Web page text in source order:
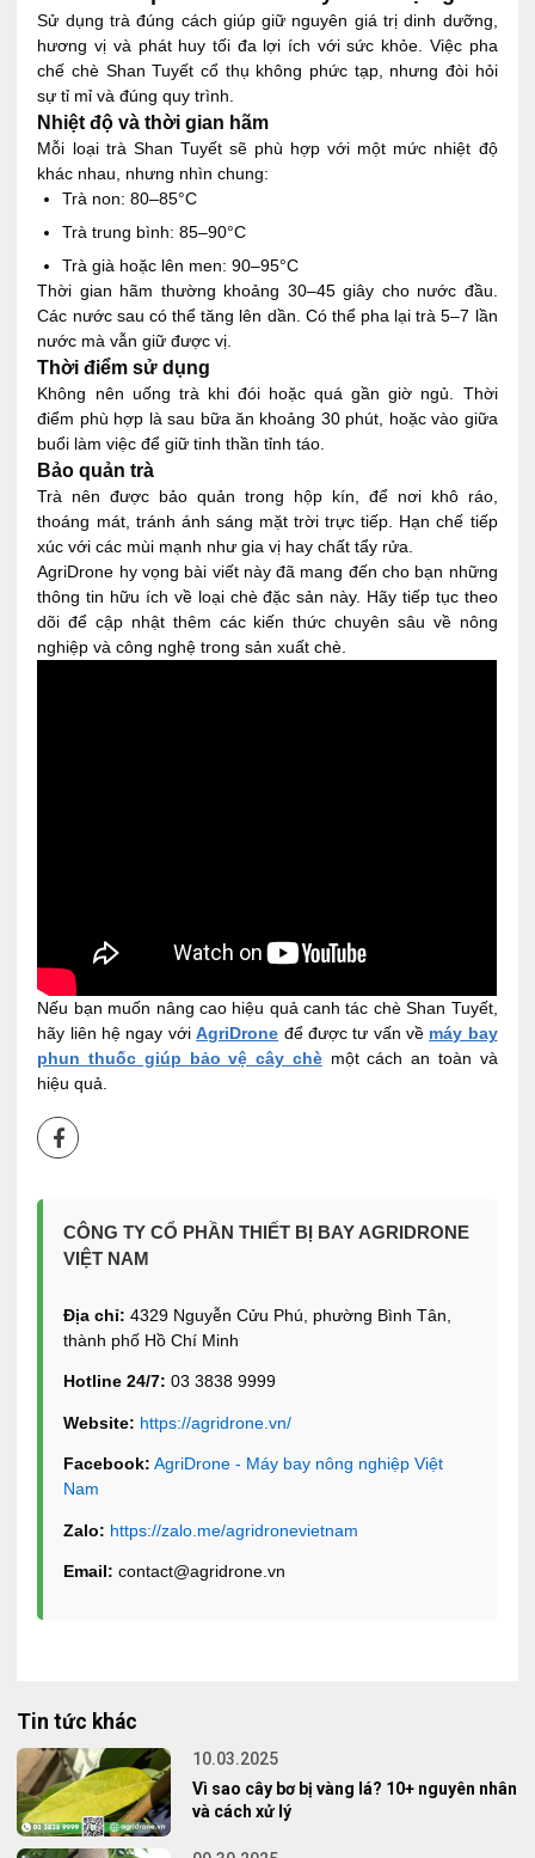
Sử dụng trà đúng cách giúp giữ nguyên giá trị dinh dưỡng,
hương vị và phát huy tối đa lợi ích với sức khỏe. Việc pha
chế chè Shan Tuyết cổ thụ không phức tạp, nhưng đòi hỏi
sự tỉ mỉ và đúng quy trình.
Nhiệt độ và thời gian hãm
Mỗi loại trà Shan Tuyết sẽ phù hợp với một mức nhiệt độ
khác nhau, nhưng nhìn chung:
Trà non: 80–85°C
Trà trung bình: 85–90°C
Trà già hoặc lên men: 90–95°C
Thời gian hãm thường khoảng 30–45 giây cho nước đầu.
Các nước sau có thể tăng lên dần. Có thể pha lại trà 5–7 lần
nước mà vẫn giữ được vị.
Thời điểm sử dụng
Không nên uống trà khi đói hoặc quá gần giờ ngủ. Thời
điểm phù hợp là sau bữa ăn khoảng 30 phút, hoặc vào giữa
buổi làm việc để giữ tinh thần tỉnh táo.
Bảo quản trà
Trà nên được bảo quản trong hộp kín, để nơi khô ráo,
thoáng mát, tránh ánh sáng mặt trời trực tiếp. Hạn chế tiếp
xúc với các mùi mạnh như gia vị hay chất tẩy rửa.
AgriDrone hy vọng bài viết này đã mang đến cho bạn những
thông tin hữu ích về loại chè đặc sản này. Hãy tiếp tục theo
dõi để cập nhật thêm các kiến thức chuyên sâu về nông
nghiệp và công nghệ trong sản xuất chè.
Nếu bạn muốn nâng cao hiệu quả canh tác chè Shan Tuyết,
hãy liên hệ ngay vớiAgriDrone để được tư vấn về máy bay
phun thuốc giúp bảo vệ cây chèmột cách an toàn và
hiệu quả.
CÔNG TY CỔ PHẦN THIẾT BỊ BAY AGRIDRONE
VIỆT NAM
Địa chỉ: 4329 Nguyễn Cửu Phú, phường Bình Tân,
thành phố Hồ Chí Minh
Hotline 24/7: 03 3838 9999
Website: https://agridrone.vn/
Facebook: AgriDrone - Máy bay nông nghiệp Việt
Nam
Zalo: https://zalo.me/agridronevietnam
Email: contact@agridrone.vn
Tin tức khác
10.03.2025
Vì sao cây bơ bị vàng lá? 10+ nguyên nhân
và cách xử lý